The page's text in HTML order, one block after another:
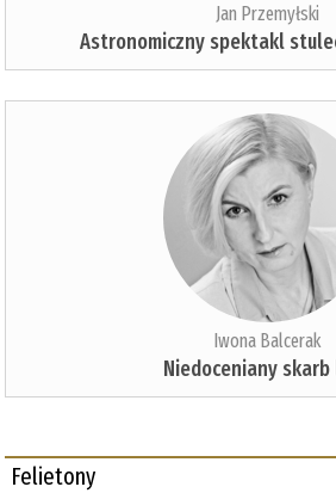
Jan Przemyłski
Astronomiczny spektakl
Iwona Balcerak
Niedoceniany
Felietony